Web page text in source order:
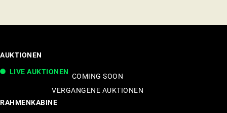
AUKTIONEN
LIVE AUKTIONEN
COMING SOON
VERGANGENE AUKTIONEN
RAHMENKABINE